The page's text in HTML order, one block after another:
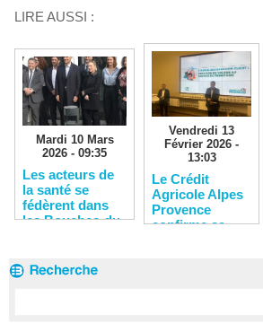
LIRE AUSSI :
Mardi 10 Mars
2026 - 09:35
Les acteurs de
la santé se
fédèrent dans
les Bouches-du-
Vendredi 13
Février 2026 -
13:03
Le Crédit
Agricole Alpes
Provence
confirme sa